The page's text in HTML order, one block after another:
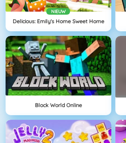
NIEUW
Delicious: Emily's Home Sweet Home
Block World Online